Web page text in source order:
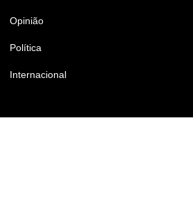
Opinião
Política
Internacional